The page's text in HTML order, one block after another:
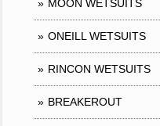
MOON WETSUITS
ONEILL WETSUITS
RINCON WETSUITS
BREAKEROUT